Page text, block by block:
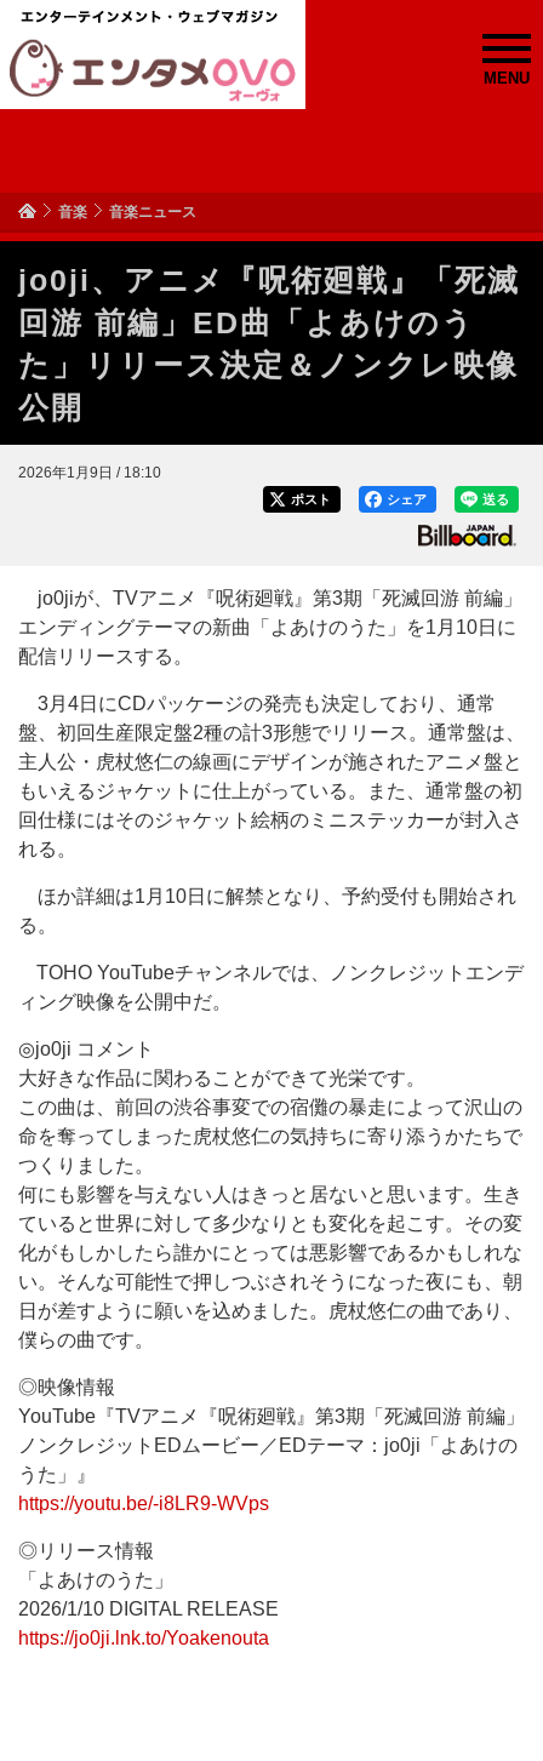
MENU
音楽 音楽ニュース
jo0ji、アニメ『呪術廻戦』「死滅
回游 前編」ED曲「よあけのう
た」リリース決定＆ノンクレ映像
公開
2026年1月9日 / 18:10
送る
シェア
ポスト
jo0jiが、TVアニメ『呪術廻戦』第3期「死滅回游 前編」
エンディングテーマの新曲「よあけのうた」を1月10日に
配信リリースする。
3月4日にCDパッケージの発売も決定しており、通常
盤、初回生産限定盤2種の計3形態でリリース。通常盤は、
主人公・虎杖悠仁の線画にデザインが施されたアニメ盤と
もいえるジャケットに仕上がっている。また、通常盤の初
回仕様にはそのジャケット絵柄のミニステッカーが封入さ
れる。
ほか詳細は1月10日に解禁となり、予約受付も開始され
る。
TOHO YouTubeチャンネルでは、ノンクレジットエンデ
ィング映像を公開中だ。
◎jo0ji コメント
大好きな作品に関わることができて光栄です。
この曲は、前回の渋谷事変での宿儺の暴走によって沢山の
命を奪ってしまった虎杖悠仁の気持ちに寄り添うかたちで
つくりました。
何にも影響を与えない人はきっと居ないと思います。生き
ていると世界に対して多少なりとも変化を起こす。その変
化がもしかしたら誰かにとっては悪影響であるかもしれな
い。そんな可能性で押しつぶされそうになった夜にも、朝
日が差すように願いを込めました。虎杖悠仁の曲であり、
僕らの曲です。
◎映像情報
YouTube『TVアニメ『呪術廻戦』第3期「死滅回游 前編」
ノンクレジットEDムービー／EDテーマ：jo0ji「よあけの
うた」』
https://youtu.be/-i8LR9-WVps
◎リリース情報
「よあけのうた」
2026/1/10 DIGITAL RELEASE
https://jo0ji.lnk.to/Yoakenouta